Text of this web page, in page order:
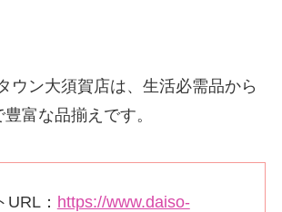
ウン大須賀店は、生活必需品から
富な品揃えです。
： https://www.daiso-